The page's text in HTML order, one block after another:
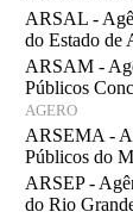
ARSAL -
do Estado de
ARSAM -
Públicos
AGERO
ARSEMA -
Públicos do
ARSEP -
do Rio